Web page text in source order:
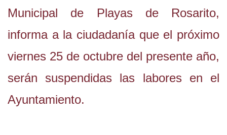
Municipal de Playas de Rosarito,
informa a la ciudadanía que el próximo
viernes 25 de octubre del presente año,
serán suspendidas las labores en el
Ayuntamiento.